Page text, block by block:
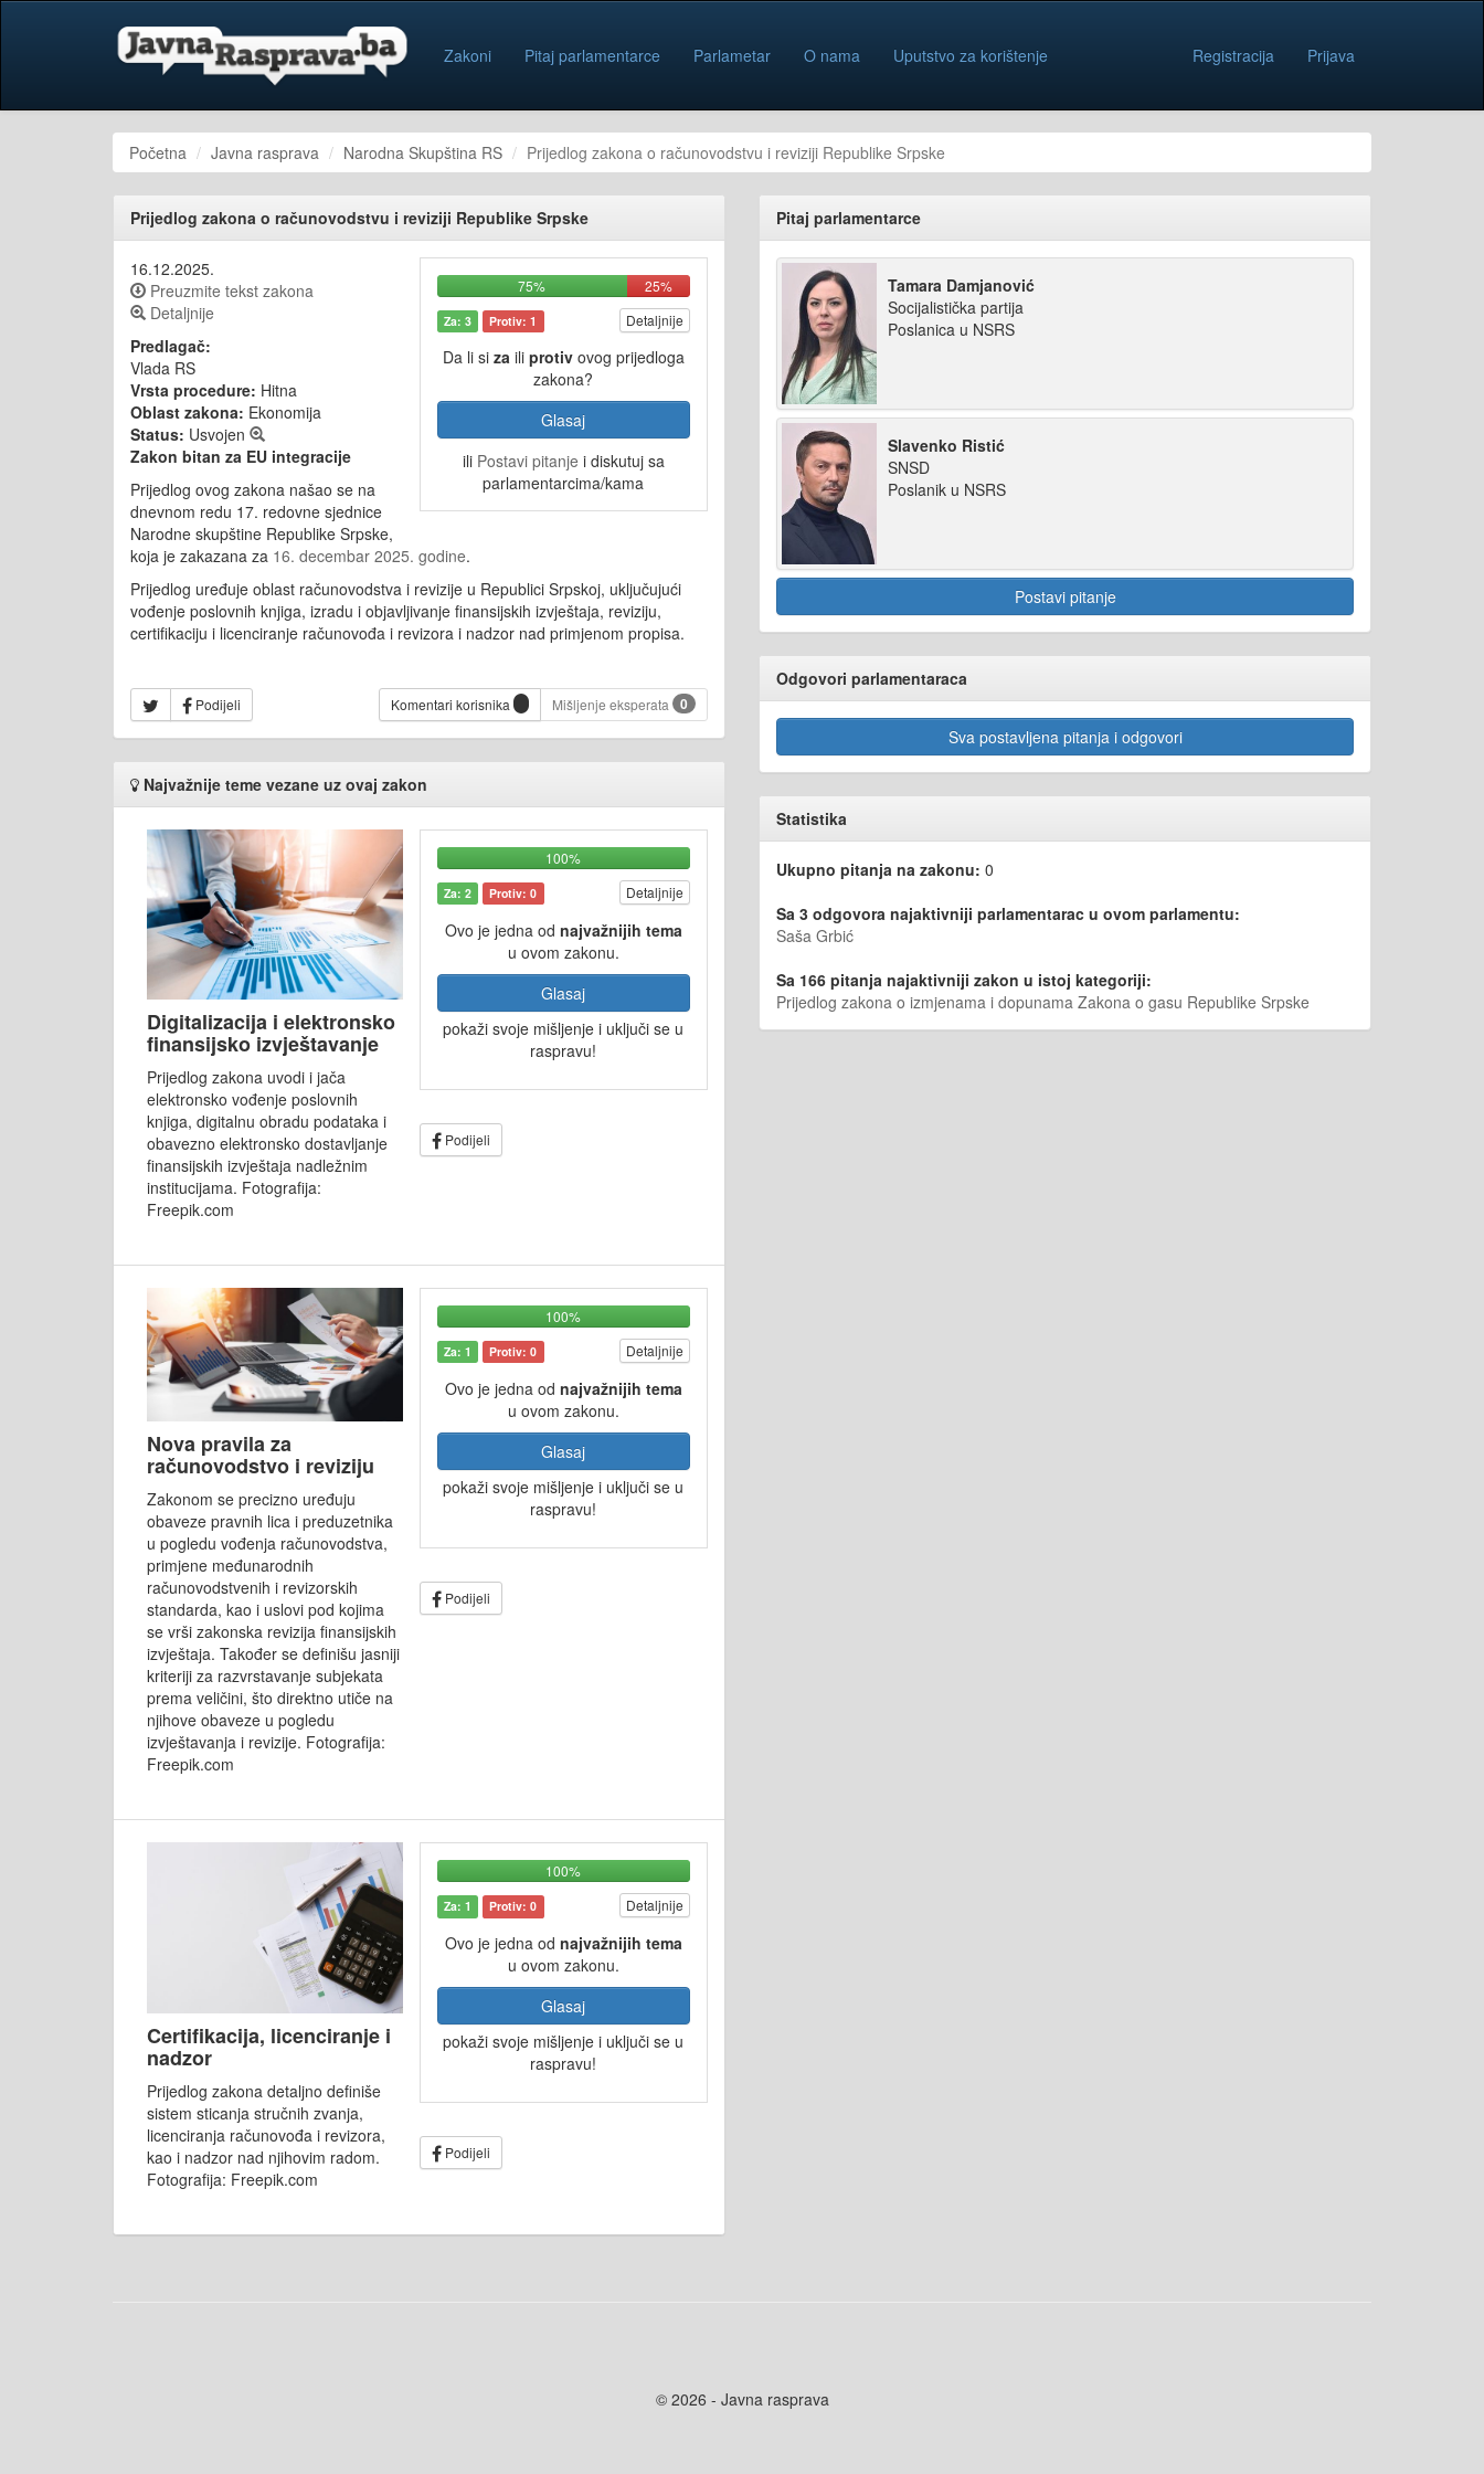
Zakoni Pitaj parlamentarce Parlametar O nama Uputstvo za korištenje Registracija Prijava
Početna Javna rasprava Narodna Skupština RS Prijedlog zakona o računovodstvu i reviziji Republike Srpske
Prijedlog zakona o računovodstvu i reviziji Republike Srpske
75% 25%
Za: 3 Protiv: 1 Detaljnije
Da li si zaili protivovog prijedloga
zakona?
Glasaj
ili Postavi pitanje i diskutuj sa
parlamentarcima/kama
16.12.2025.
Preuzmite tekst zakona
Detaljnije
Predlagač:
Vlada RS
Vrsta procedure: Hitna
Oblast zakona: Ekonomija
Status: Usvojen
Zakon bitan za EU integracije
Prijedlog ovog zakona našao se na
dnevnom redu 17. redovne sjednice
Narodne skupštine Republike Srpske,
koja je zakazana za 16. decembar 2025. godine.
Prijedlog uređuje oblast računovodstva i revizije u Republici Srpskoj, uključujući
vođenje poslovnih knjiga, izradu i objavljivanje finansijskih izvještaja, reviziju,
certifikaciju i licenciranje računovođa i revizora i nadzor nad primjenom propisa.
Podijeli Komentari korisnika Mišljenje eksperata 0
Najvažnije teme vezane uz ovaj zakon
Digitalizacija i elektronsko
finansijsko izvještavanje
Prijedlog zakona uvodi i jača
elektronsko vođenje poslovnih
knjiga, digitalnu obradu podataka i
obavezno elektronsko dostavljanje
finansijskih izvještaja nadležnim
institucijama. Fotografija:
Freepik.com
100%
Za: 2 Protiv: 0 Detaljnije
Ovo je jedna od najvažnijih tema
u ovom zakonu.
Glasaj
pokaži svoje mišljenje i uključi se u
raspravu!
Podijeli
Nova pravila za
računovodstvo i reviziju
Zakonom se precizno uređuju
obaveze pravnih lica i preduzetnika
u pogledu vođenja računovodstva,
primjene međunarodnih
računovodstvenih i revizorskih
standarda, kao i uslovi pod kojima
se vrši zakonska revizija finansijskih
izvještaja. Također se definišu jasniji
kriteriji za razvrstavanje subjekata
prema veličini, što direktno utiče na
njihove obaveze u pogledu
izvještavanja i revizije. Fotografija:
Freepik.com
100%
Za: 1 Protiv: 0 Detaljnije
Ovo je jedna od najvažnijih tema
u ovom zakonu.
Glasaj
pokaži svoje mišljenje i uključi se u
raspravu!
Podijeli
Certifikacija, licenciranje i
nadzor
Prijedlog zakona detaljno definiše
sistem sticanja stručnih zvanja,
licenciranja računovođa i revizora,
kao i nadzor nad njihovim radom.
Fotografija: Freepik.com
100%
Za: 1 Protiv: 0 Detaljnije
Ovo je jedna od najvažnijih tema
u ovom zakonu.
Glasaj
pokaži svoje mišljenje i uključi se u
raspravu!
Podijeli
Pitaj parlamentarce
Tamara Damjanović
Socijalistička partija
Poslanica u NSRS
Slavenko Ristić
SNSD
Poslanik u NSRS
Postavi pitanje
Odgovori parlamentaraca
Sva postavljena pitanja i odgovori
Statistika
Ukupno pitanja na zakonu: 0
Sa 3 odgovora najaktivniji parlamentarac u ovom parlamentu:
Saša Grbić
Sa 166 pitanja najaktivniji zakon u istoj kategoriji:
Prijedlog zakona o izmjenama i dopunama Zakona o gasu Republike Srpske
© 2026 - Javna rasprava